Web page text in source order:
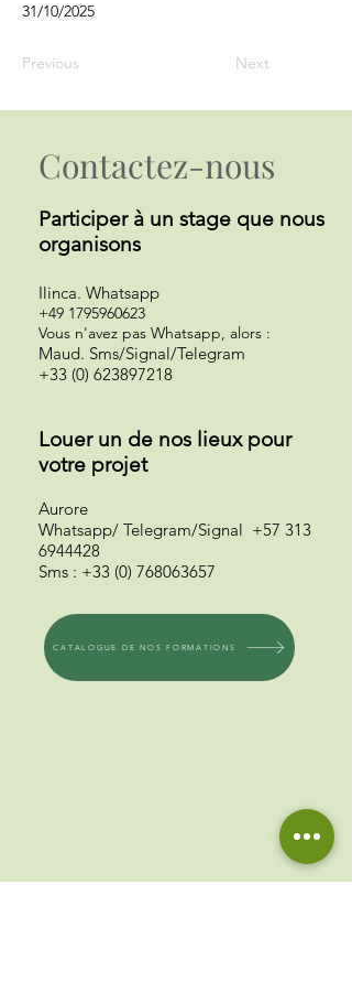
31/10/2025
Previous Next
Contactez-nous
Participer à un stage que nous
organisons
Ilinca. Whatsapp
+49 1795960623
Vous n'avez pas Whatsapp, alors :
Maud. Sms/Signal/Telegram
+33 (0) 623897218
Louer un de nos lieux pour
votre projet
Aurore
Whatsapp/ Telegram/Signal +57 313
6944428
Sms : +33 (0) 768063657
CATALOGUE DE NOS FORMATIONS